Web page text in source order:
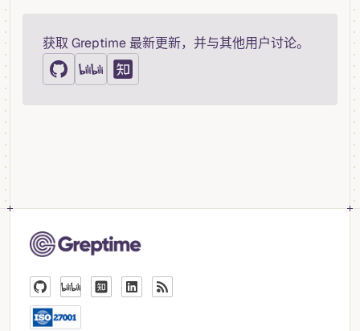
获取 Greptime 最新更新，并与其他用户讨论。